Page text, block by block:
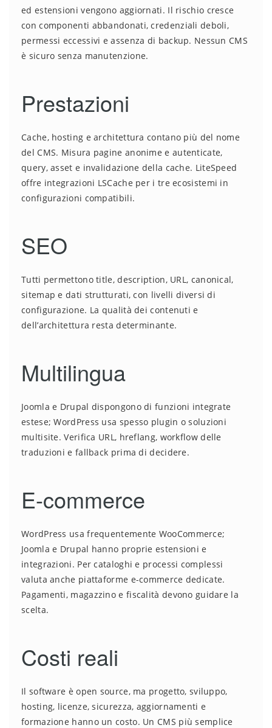
ed estensioni vengono aggiornati. Il rischio cresce
con componenti abbandonati, credenziali deboli,
permessi eccessivi e assenza di backup. Nessun CMS
è sicuro senza manutenzione.
Prestazioni
Cache, hosting e architettura contano più del nome
del CMS. Misura pagine anonime e autenticate,
query, asset e invalidazione della cache. LiteSpeed
offre integrazioni LSCache per i tre ecosistemi in
configurazioni compatibili.
SEO
Tutti permettono title, description, URL, canonical,
sitemap e dati strutturati, con livelli diversi di
configurazione. La qualità dei contenuti e
dell’architettura resta determinante.
Multilingua
Joomla e Drupal dispongono di funzioni integrate
estese; WordPress usa spesso plugin o soluzioni
multisite. Verifica URL, hreflang, workflow delle
traduzioni e fallback prima di decidere.
E-commerce
WordPress usa frequentemente WooCommerce;
Joomla e Drupal hanno proprie estensioni e
integrazioni. Per cataloghi e processi complessi
valuta anche piattaforme e-commerce dedicate.
Pagamenti, magazzino e fiscalità devono guidare la
scelta.
Costi reali
Il software è open source, ma progetto, sviluppo,
hosting, licenze, sicurezza, aggiornamenti e
formazione hanno un costo. Un CMS più semplice